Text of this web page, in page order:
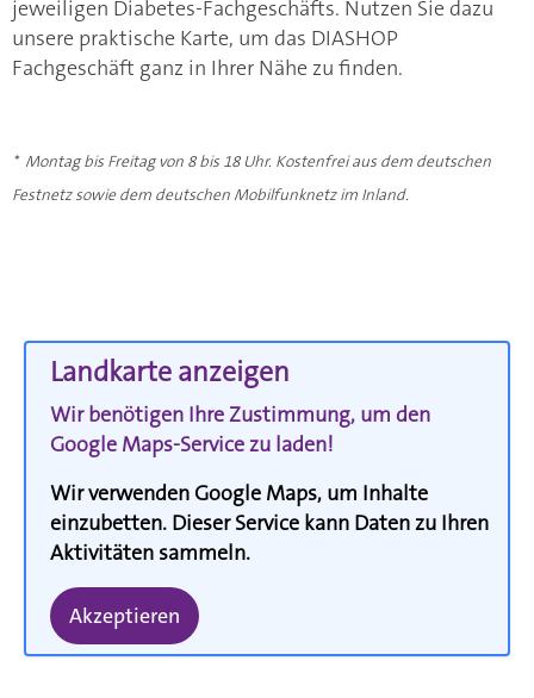
jeweiligen Diabetes-Fachgeschäfts. Nutzen Sie dazu
unsere praktische Karte, um das DIASHOP
Fachgeschäft ganz in Ihrer Nähe zu finden.
* Montag bis Freitag von 8 bis 18 Uhr. Kostenfrei aus dem deutschen
Festnetz sowie dem deutschen Mobilfunknetz im Inland.
Landkarte anzeigen
Wir benötigen Ihre Zustimmung, um den
Google Maps-Service zu laden!
Wir verwenden Google Maps, um Inhalte
einzubetten. Dieser Service kann Daten zu Ihren
Aktivitäten sammeln.
Akzeptieren